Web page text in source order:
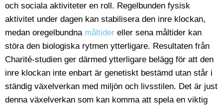
och sociala aktiviteter en roll. Regelbunden fysisk
aktivitet under dagen kan stabilisera den inre klockan,
medan oregelbundna måltider eller sena måltider kan
störa den biologiska rytmen ytterligare. Resultaten från
Charité-studien ger därmed ytterligare belägg för att den
inre klockan inte enbart är genetiskt bestämd utan står i
ständig växelverkan med miljön och livsstilen. Det är just
denna växelverkan som kan komma att spela en viktig